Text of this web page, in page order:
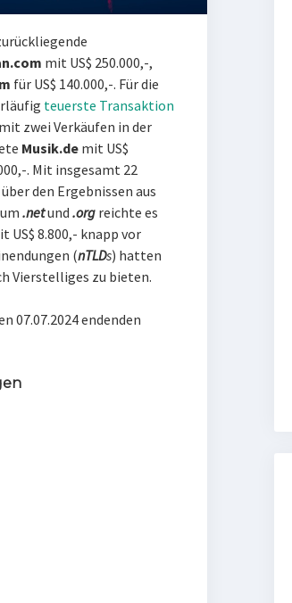
mit US$ 250.000,-,
für US$ 140.000,-. Für die
teuerste Transaktion
zwei Verkäufen in der
Musik.demit US$
. Mit insgesamt 22
den Ergebnissen aus
.netund .orgreichte es
US$ 8.800,- knapp vor
(nTLDs) hatten
Vierstelliges zu bieten.
07.07.2024 endenden